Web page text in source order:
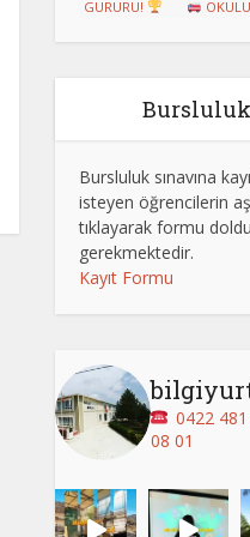
GURURU!
Bursluluk
Bursluluk sınavına
isteyen öğrencilerin
tıklayarak formu
gerekmektedir.
Kayıt Formu
0422
08 01